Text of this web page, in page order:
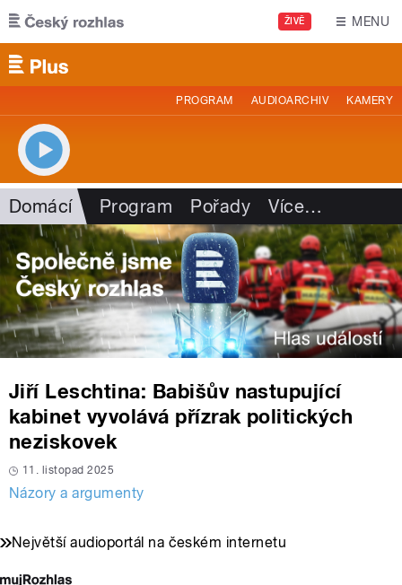
Přejít k hlavnímu obsahu
ŽIVĚ MENU
PROGRAM AUDIOARCHIV KAMERY
Domácí Program Pořady Více…
Jiří Leschtina: Babišův nastupující
kabinet vyvolává přízrak politických
neziskovek
11. listopad 2025
Názory a argumenty
Největší audioportál na českém internetu